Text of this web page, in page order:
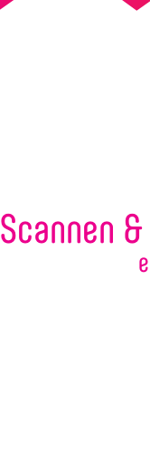
Scannen